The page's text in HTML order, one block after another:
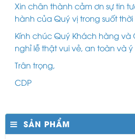
Xin chân thành cảm ơn sự tin
hành của Quý vị trong suốt
Kính chúc Quý Khách hàng và
nghỉ lễ thật vui vẻ, an toàn và
Trân trọng,
CDP
SẢN PHẨM